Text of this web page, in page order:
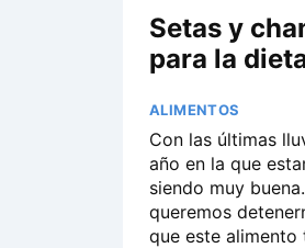
Setas y
para la
ALIMENTOS
Con las últimas
año en la que
siendo muy
queremos
que este alimento